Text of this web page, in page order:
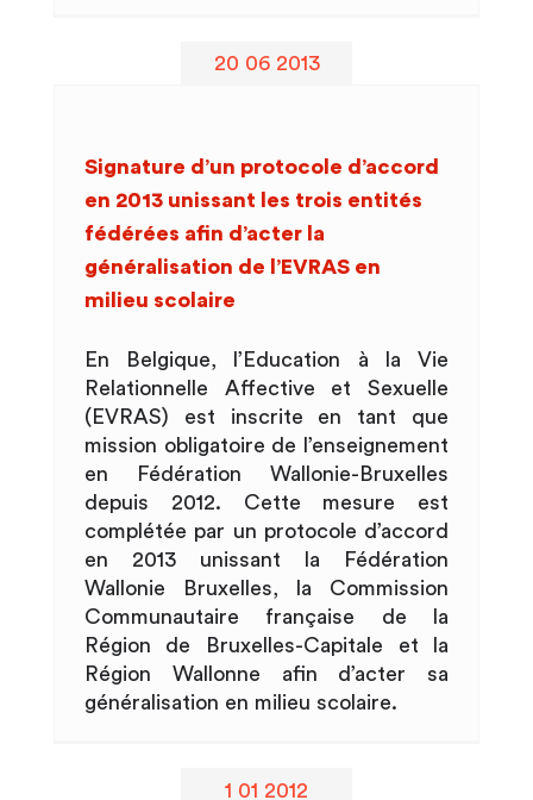
20 06 2013
Signature d’un protocole d’accord
en 2013 unissant les trois entités
fédérées afin d’acter la
généralisation de l’EVRAS en
milieu scolaire
En Belgique, l’Education à la Vie
Relationnelle Affective et Sexuelle
(EVRAS) est inscrite en tant que
mission obligatoire de l’enseignement
en Fédération Wallonie-Bruxelles
depuis 2012. Cette mesure est
complétée par un protocole d’accord
en 2013 unissant la Fédération
Wallonie Bruxelles, la Commission
Communautaire française de la
Région de Bruxelles-Capitale et la
Région Wallonne afin d’acter sa
généralisation en milieu scolaire.
1 01 2012